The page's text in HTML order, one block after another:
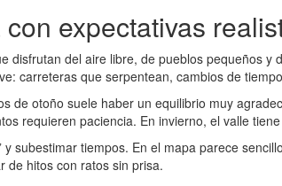
expectativas
disfrutan del aire libre, de pueblos pequeños
carreteras que serpentean, cambios de
de otoño suele haber un equilibrio muy
requieren paciencia. En invierno, el valle
subestimar tiempos. En el mapa parece
de hitos con ratos sin prisa.